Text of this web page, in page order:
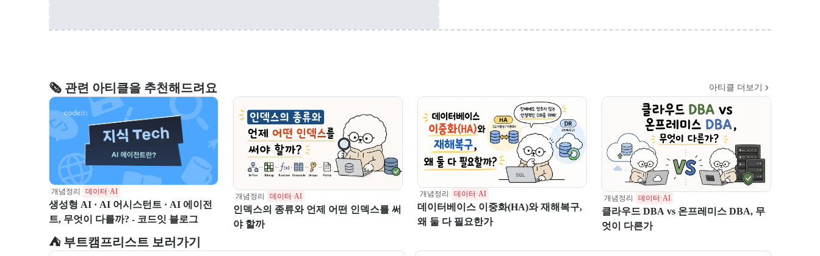
🗞️ 관련 아티클을 추천해드려요 아티클 더보기
개념정리 데이터·AI
생성형 AI · AI 어시스턴트 · AI 에이전
트, 무엇이 다를까? - 코드잇 블로그
개념정리 데이터·AI
인덱스의 종류와 언제 어떤 인덱스를 써
야 할까
개념정리 데이터·AI
데이터베이스 이중화(HA)와 재해복구,
왜 둘 다 필요한가
개념정리 데이터·AI
클라우드 DBA vs 온프레미스 DBA, 무
엇이 다른가
⛺️ 부트캠프리스트 보러가기